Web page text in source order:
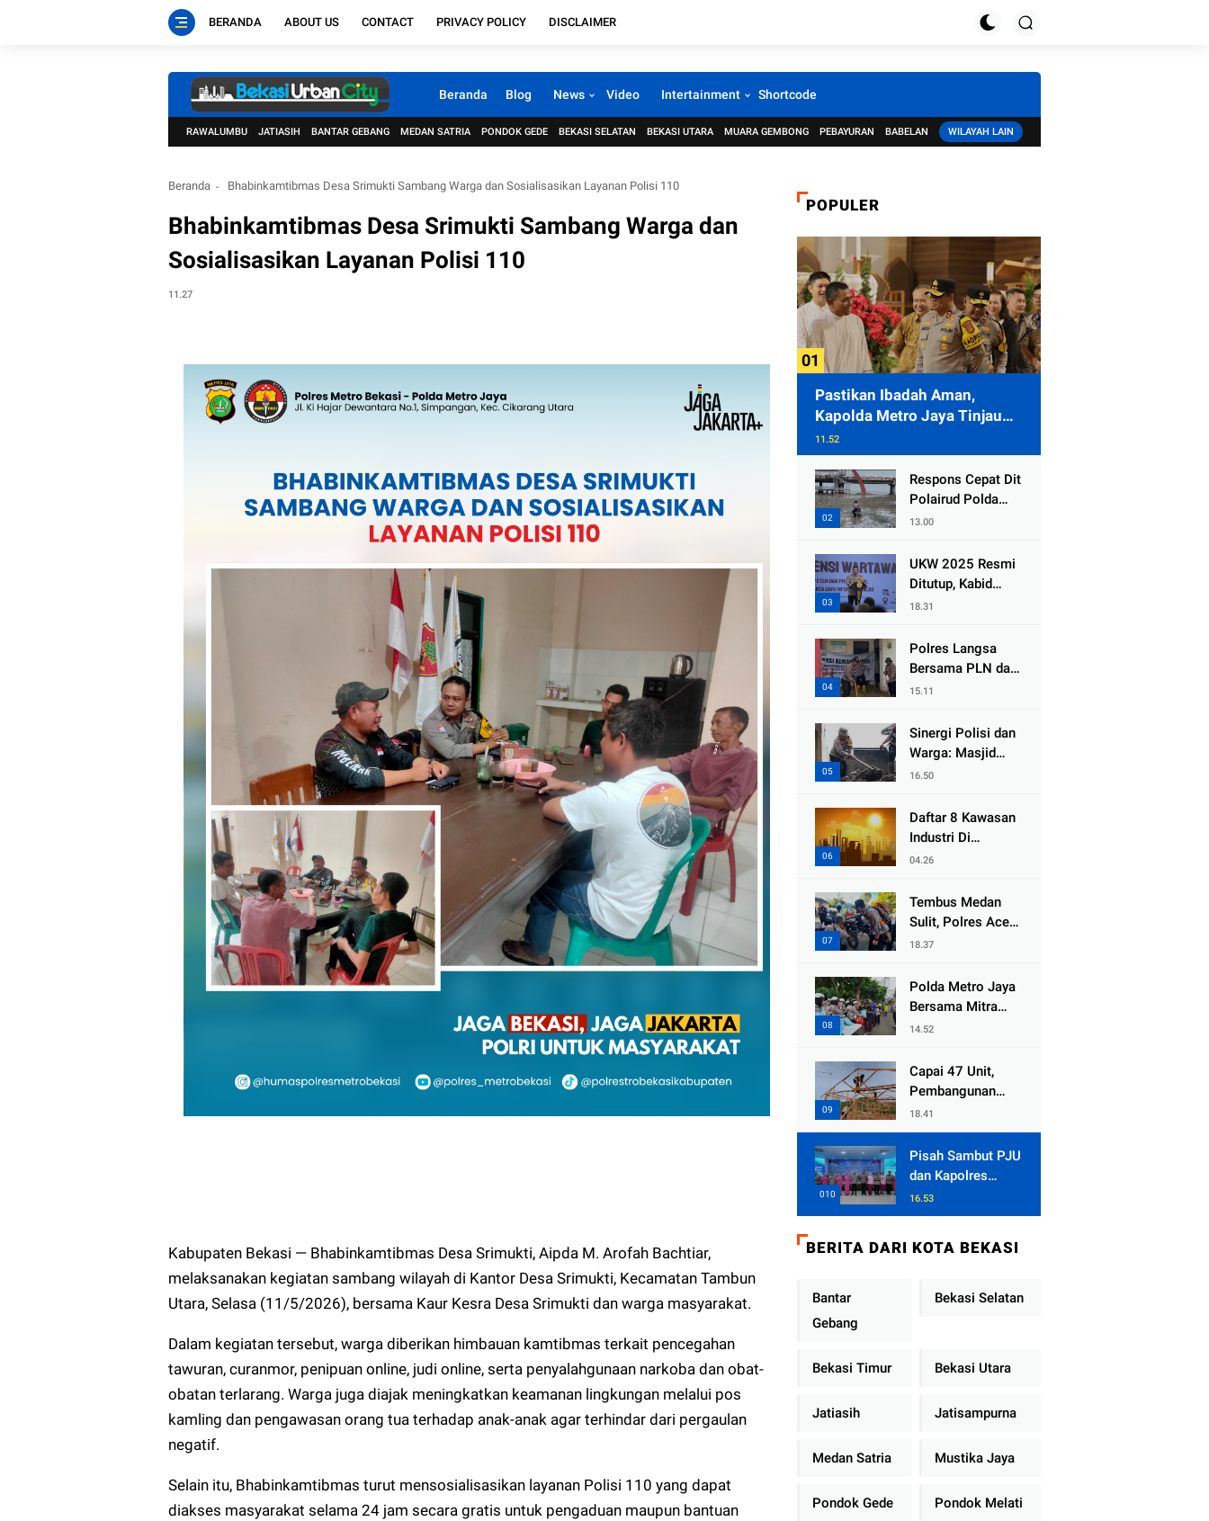
BERANDA ABOUT US CONTACT PRIVACY POLICY DISCLAIMER
Beranda Blog News Video Intertainment Shortcode
RAWALUMBU JATIASIH BANTAR GEBANG MEDAN SATRIA PONDOK GEDE BEKASI SELATAN BEKASI UTARA MUARA GEMBONG PEBAYURAN BABELAN WILAYAH LAIN
Beranda Bhabinkamtibmas Desa Srimukti Sambang Warga dan Sosialisasikan Layanan Polisi 110
Bhabinkamtibmas Desa Srimukti Sambang Warga dan
Sosialisasikan Layanan Polisi 110
11.27
Kabupaten Bekasi — Bhabinkamtibmas Desa Srimukti, Aipda M. Arofah Bachtiar,
melaksanakan kegiatan sambang wilayah di Kantor Desa Srimukti, Kecamatan Tambun
Utara, Selasa (11/5/2026), bersama Kaur Kesra Desa Srimukti dan warga masyarakat.
Dalam kegiatan tersebut, warga diberikan himbauan kamtibmas terkait pencegahan
tawuran, curanmor, penipuan online, judi online, serta penyalahgunaan narkoba dan obat-
obatan terlarang. Warga juga diajak meningkatkan keamanan lingkungan melalui pos
kamling dan pengawasan orang tua terhadap anak-anak agar terhindar dari pergaulan
negatif.
Selain itu, Bhabinkamtibmas turut mensosialisasikan layanan Polisi 110 yang dapat
diakses masyarakat selama 24 jam secara gratis untuk pengaduan maupun bantuan
POPULER
Pastikan Ibadah Aman,
Kapolda Metro Jaya Tinjau
Pengamanan Gereja di Kelapa
Gading
11.52
Respons Cepat Dit
Polairud Polda
Jatim Selamatkan
Lumpur di Wisata
Kenjeran
13.00
UKW 2025 Resmi
Ditutup, Kabid
Humas PMJ: Pers
Strategis Polri
Tangkal Hoaks
18.31
Polres Langsa
Bersama PLN dan
Warga
Kemanusiaan
Pascabanjir di
15.11
Sinergi Polisi dan
Warga: Masjid
Syuhada, Bener
dari Duka Bencana
16.50
Daftar 8 Kawasan
Industri Di
Kabupaten Bekasi,
Cinlok Juga Ada
Gak ?
04.26
Tembus Medan
Sulit, Polres Aceh
Tengah
Sembako dan
Sling Baja ke
18.37
Polda Metro Jaya
Bersama Mitra
Gelar Jumat
Kepedulian Sosial
14.52
Capai 47 Unit,
Pembangunan
Huntara Sat
Brimob Polda
Sumbar Terus
Berjalan di Pauh
18.41
Pisah Sambut PJU
dan Kapolres
Jajaran, Kapolda
Metro Jaya
Pelayanan Publik
16.53
BERITA DARI KOTA BEKASI
Bantar
Gebang
Bekasi Selatan
Bekasi Timur Bekasi Utara
Jatiasih Jatisampurna
Medan Satria Mustika Jaya
Pondok Gede Pondok Melati